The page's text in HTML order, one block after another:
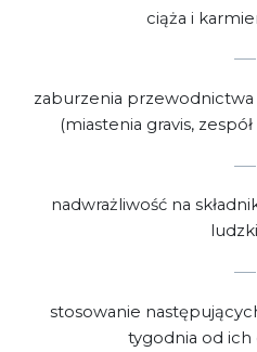
ciąża i
zaburzenia
(miastenia gravis,
nadwrażliwość na
stosowanie
tygodnia od ich